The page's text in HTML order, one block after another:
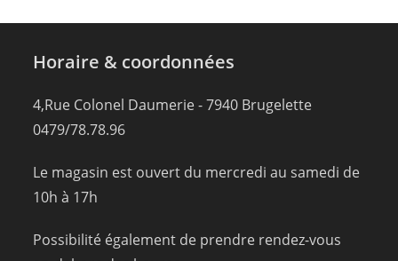
Horaire & coordonnées
4,Rue Colonel Daumerie - 7940 Brugelette
0479/78.78.96
Le magasin est ouvert du mercredi au samedi de
10h à 17h
Possibilité également de prendre rendez-vous